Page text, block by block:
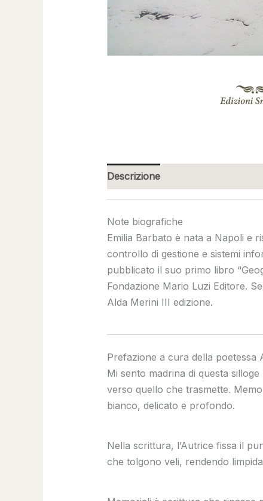
Descrizione
Note biografiche
Emilia Barbato è nata a Napoli e
controllo di gestione e sistemi
pubblicato il suo primo libro
Fondazione Mario Luzi Editore.
Alda Merini III edizione.
Prefazione a cura della poetessa
Mi sento madrina di questa
verso quello che trasmette.
bianco, delicato e profondo.
Nella scrittura, l’Autrice fissa il
che tolgono veli, rendendo